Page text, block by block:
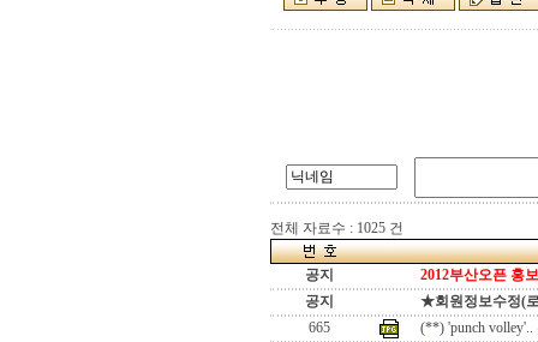
전체 자료수 : 1025 건
공지
2012부산오픈 홍
공지
★회원정보수정(
665
(**) 'punch